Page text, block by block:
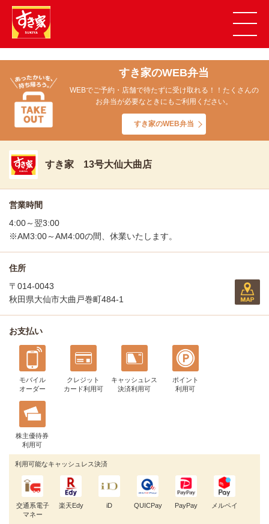
すき家のWEB弁当
WEBでご予約・店舗で待たずに受け取れる！！たくさんの
お弁当が必要なときにもご利用ください。
すき家のWEB弁当
すき家 13号大仙大曲店
営業時間
4:00～翌3:00
※AM3:00～AM4:00の間、休業いたします。
住所
〒014-0043
秋田県大仙市大曲戸巻町484-1
お支払い
モバイル
オーダー
クレジット
カード利用可
キャッシュレス
決済利用可
ポイント
利用可
株主優待券
利用可
利用可能なキャッシュレス決済
交通系電子
マネー
楽天Edy iD QUICPay PayPay メルペイ